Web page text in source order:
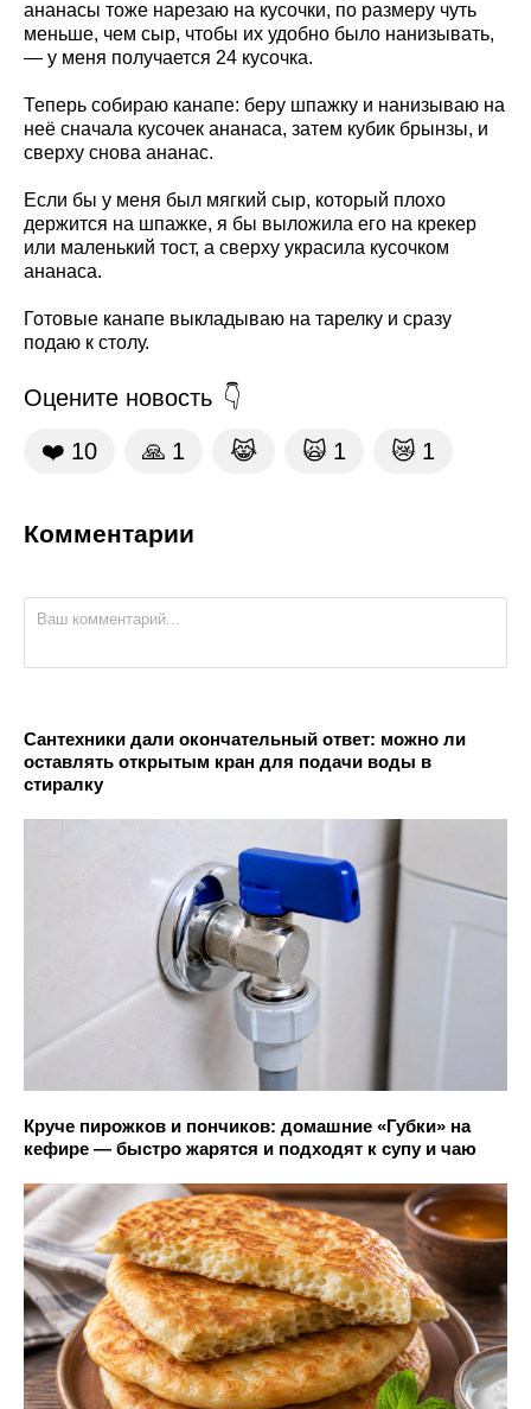
ананасы тоже нарезаю на кусочки, по размеру чуть
меньше, чем сыр, чтобы их удобно было нанизывать,
— у меня получается 24 кусочка.
Теперь собираю канапе: беру шпажку и нанизываю на
неё сначала кусочек ананаса, затем кубик брынзы, и
сверху снова ананас.
Если бы у меня был мягкий сыр, который плохо
держится на шпажке, я бы выложила его на крекер
или маленький тост, а сверху украсила кусочком
ананаса.
Готовые канапе выкладываю на тарелку и сразу
подаю к столу.
Оцените новость
❤️ 10 🙏 1 😹 🙀 1 😿 1
Комментарии
Сантехники дали окончательный ответ: можно ли
оставлять открытым кран для подачи воды в
стиралку
Круче пирожков и пончиков: домашние «Губки» на
кефире — быстро жарятся и подходят к супу и чаю